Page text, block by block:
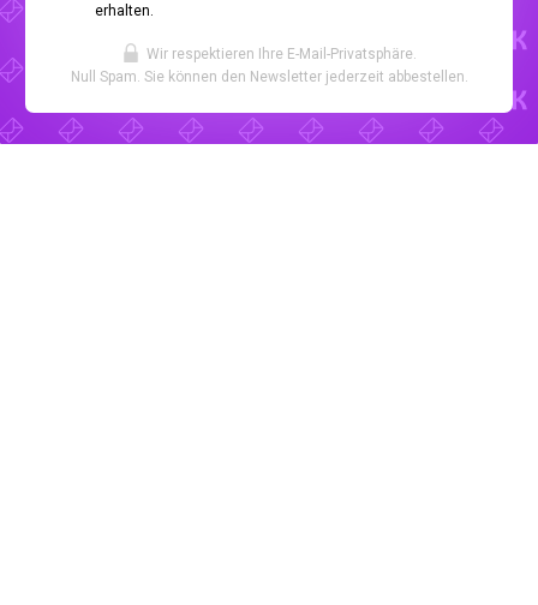
erhalten.
Wir respektieren Ihre E-Mail-Privatsphäre.
Null Spam. Sie können den Newsletter jederzeit abbestellen.